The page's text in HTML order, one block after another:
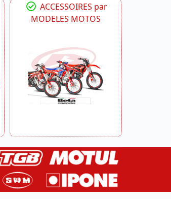
ACCESSOIRES par
MODELES MOTOS